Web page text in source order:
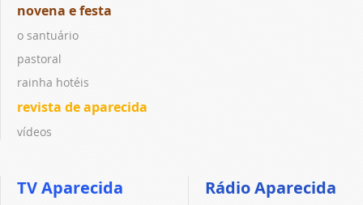
novena e festa
o santuário
pastoral
rainha hotéis
revista de aparecida
vídeos
TV Aparecida Rádio Aparecida